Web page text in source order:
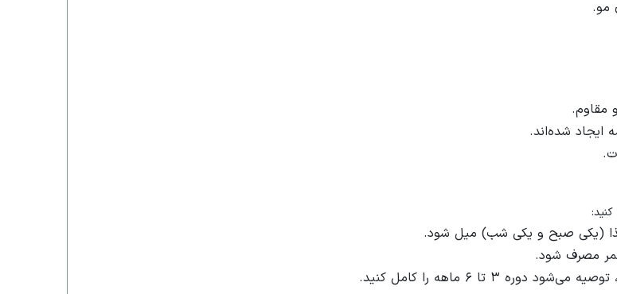
مو.
مقاوم.
شده‌اند.
۳ تا ۶ ماهه را کامل کنید.